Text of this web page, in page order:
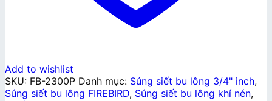
Add to wishlist
SKU: FB-2300P Danh mục: Súng siết bu lông 3/4" inch,
Súng siết bu lông FIREBIRD, Súng siết bu lông khí nén,